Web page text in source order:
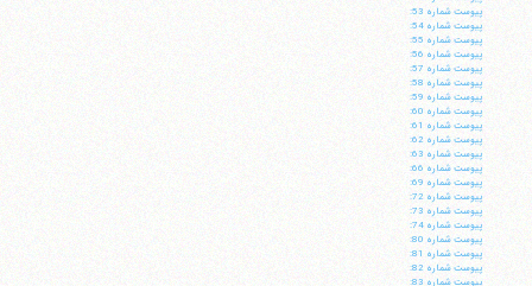
پيوست شماره 53:
پيوست شماره 54:
پيوست شماره 55:
پيوست شماره 56:
پيوست شماره 57:
پيوست شماره 58:
پيوست شماره 59:
پيوست شماره 60:
پيوست شماره 61:
پيوست شماره 62:
پيوست شماره 63:
پيوست شماره 66:
پيوست شماره 69:
پيوست شماره 72:
پيوست شماره 73:
پيوست شماره 74:
پيوست شماره 80:
پيوست شماره 81:
پيوست شماره 82:
پيوست شماره 83: